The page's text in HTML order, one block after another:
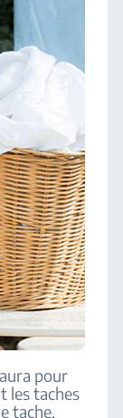
pour
les taches
tache,